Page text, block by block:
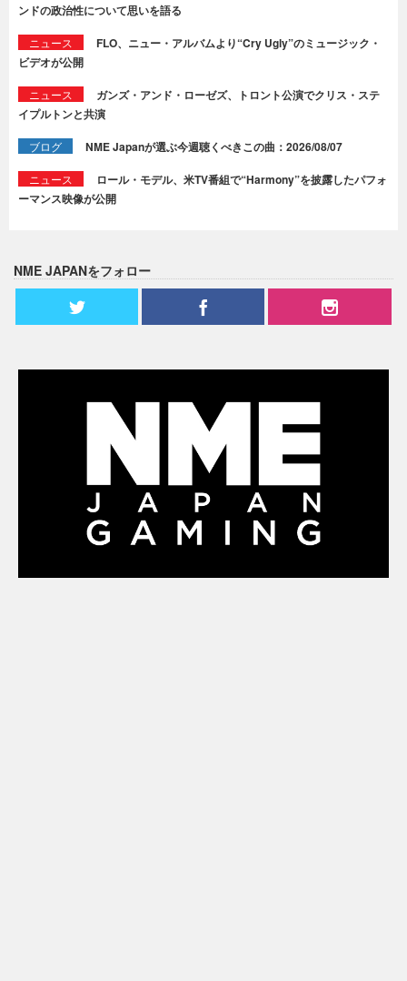
ンドの政治性について思いを語る
ニュース
FLO、ニュー・アルバムより“Cry Ugly”のミュージック・
ビデオが公開
ニュース
ガンズ・アンド・ローゼズ、トロント公演でクリス・ステ
イプルトンと共演
ブログ NME Japanが選ぶ今週聴くべきこの曲：2026/08/07
ニュース
ロール・モデル、米TV番組で“Harmony”を披露したパフォ
ーマンス映像が公開
NME JAPANをフォロー